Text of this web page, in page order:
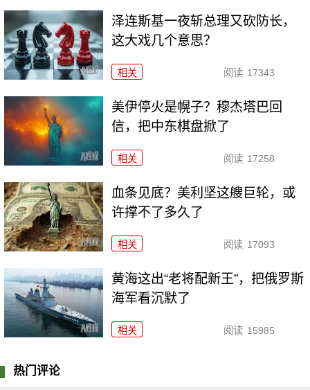
泽连斯基一夜斩总理又砍防长，
这大戏几个意思？
相关 阅读 17343
美伊停火是幌子？穆杰塔巴回
信，把中东棋盘掀了
相关 阅读 17258
血条见底？美利坚这艘巨轮，或
许撑不了多久了
相关 阅读 17093
黄海这出“老将配新王”，把俄罗斯
海军看沉默了
相关 阅读 15985
热门评论